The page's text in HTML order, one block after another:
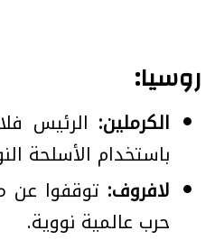
روسيا:
الكرملين: الرئيس
باستخدام الأسلحة
لافروف: ‏توقفوا عن
حرب عالمية نووية.